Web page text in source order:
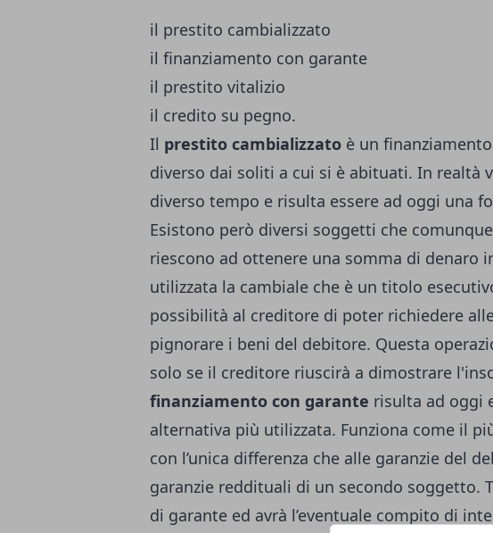
il prestito cambializzato
il finanziamento con garante
il prestito vitalizio
il credito su pegno.
Il prestito cambializzato è un
diverso dai soliti a cui si è abituati. In realtà
diverso tempo e risulta essere ad oggi una
Esistono però diversi soggetti che
riescono ad ottenere una somma di denaro
utilizzata la cambiale che è un titolo
possibilità al creditore di poter richiedere
pignorare i beni del debitore. Questa
solo se il creditore riuscirà a dimostrare
finanziamento con garante risulta ad oggi
alternativa più utilizzata. Funziona come il
con l’unica differenza che alle garanzie del
garanzie reddituali di un secondo soggetto.
di garante ed avrà l’eventuale compito di